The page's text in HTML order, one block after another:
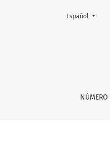
NÚMERO
Cambiar el
Español